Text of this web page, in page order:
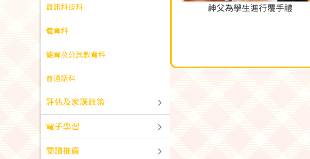
神父為學生進行覆手禮
資訊科技科
體育科
德育及公民教育科
普通話科
評估及家課政策
電子學習
閱讀推廣